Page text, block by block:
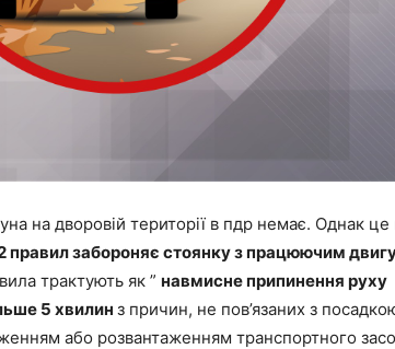
на дворовій території в пдр немає. Однак це
правил забороняє стоянку з працюючим
трактують як ” навмисне припинення руху
5 хвилин з причин, не пов’язаних з
або розвантаженням транспортного